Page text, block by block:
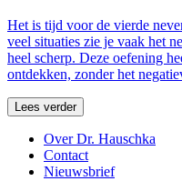
Het is tijd voor de vierde
veel situaties zie je vaak het
heel scherp. Deze oefening
ontdekken, zonder het
Lees verder
Over Dr. Hauschka
Contact
Nieuwsbrief